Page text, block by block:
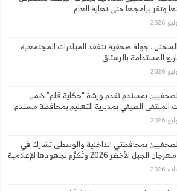
وتقر برامجها حتى نهاية العام
جولة صحفية تتفقد المبادرات المجتمعية
المستدامة بالرستاق
بمسندم تقدم ورشة “حكاية قلم” ضمن
الملتقى الصيفي بمديرية التعليم بمحافظة مسندم
بمحافظتي الداخلية والوسطى تشارك في
الأخضر 2026 وتُكرَّم لجهودها الإعلامية